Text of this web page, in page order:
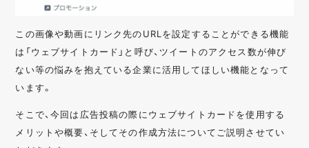
この画像や動画にリンク先のURLを設定することができる機能
は「ウェブサイトカード」と呼び、ツイートのアクセス数が伸び
ない等の悩みを抱えている企業に活用してほしい機能となって
います。
そこで、今回は広告投稿の際にウェブサイトカードを使用する
メリットや概要、そしてその作成方法についてご説明させてい